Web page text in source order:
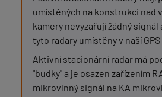
umístěných na konstrukci nad
kamery nevyzařují žádný
tyto radary umístěny v naší GPS
Aktivní stacionární radar má
"budky" a je osazen zařízením
mikrovlnný signál na KA